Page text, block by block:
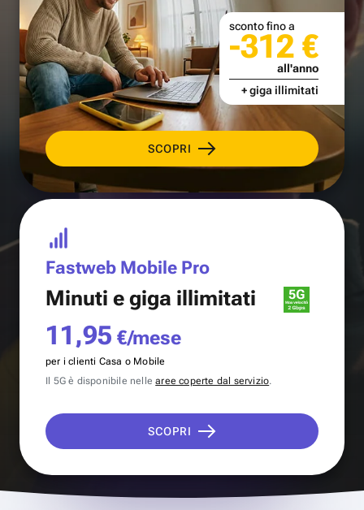
SCOPRI
sconto fino a
-312 €
all'anno
+ giga illimitati
Fastweb Mobile Pro
Minuti e giga illimitati
11,95 €/mese
per i clienti Casa o Mobile
Il 5G è disponibile nellearee coperte dal servizio.
SCOPRI